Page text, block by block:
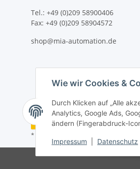
Wie wir Cookies &
Durch Klicken auf „Alle
Analytics, Google Ads,
ändern (Fingerabdruck-
Impressum Datenschutz
Tel.: +49 (0)209 58900406
Fax: +49 (0)209 58904572
shop@mia-automation.de
Vertrag widerrufen
* Alle Preise zzgl. gesetzlicher USt., zzgl.